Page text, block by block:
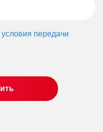
условия передачи